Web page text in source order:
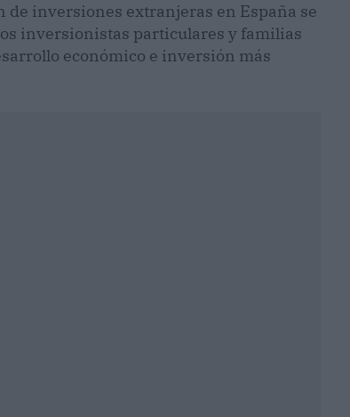
de inversiones extranjeras en España se
inversionistas particulares y familias
económico e inversión más